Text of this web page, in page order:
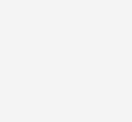
Mit unserem Kontaktformular